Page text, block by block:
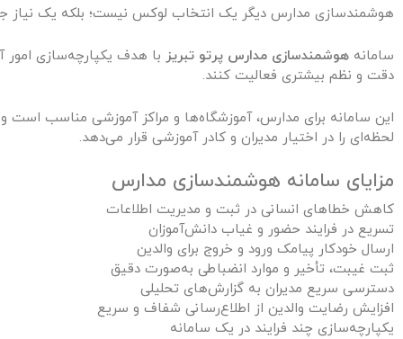
هوشمندسازی مدارس دیگر یک انتخاب لوکس نیست؛ بلکه یک نیاز
سامانه هوشمندسازی مدارس پرتو تبریز با هدف یکپارچه‌سازی
دقت و نظم بیشتری فعالیت کنند.
این سامانه برای مدارس، آموزشگاه‌ها و مراکز آموزشی مناسب است
لحظه‌ای را در اختیار مدیران و کادر آموزشی قرار می‌دهد.
مزایای سامانه هوشمندسازی مدارس
کاهش خطاهای انسانی در ثبت و مدیریت اطلاعات
تسریع در فرایند حضور و غیاب دانش‌آموزان
ارسال خودکار پیامک ورود و خروج برای والدین
ثبت غیبت، تأخیر و موارد انضباطی به‌صورت دقیق
دسترسی سریع مدیران به گزارش‌های تحلیلی
افزایش رضایت والدین از اطلاع‌رسانی شفاف و سریع
یکپارچه‌سازی چند فرایند در یک سامانه